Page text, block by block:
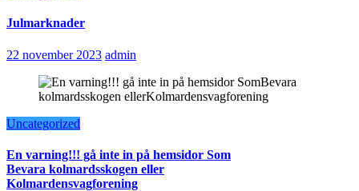
Julmarknader
22 november 2023 admin
Uncategorized
En varning!!! gå inte in på hemsidor Som
Bevara kolmardsskogen eller
Kolmardensvagforening